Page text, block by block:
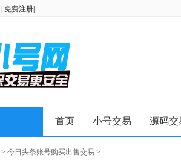
免费注册
首页 小号交易 源码交
> 今日头条账号购买出售交易 >